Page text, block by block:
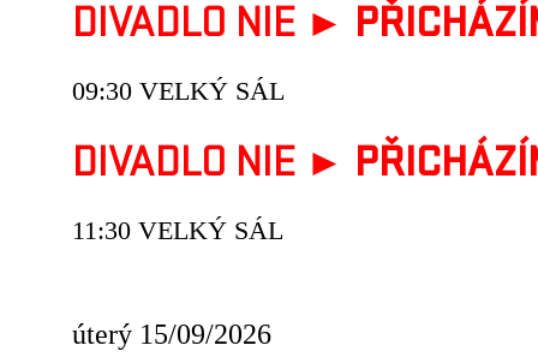
DIVADLO NIE ►
09:30 VELKÝ SÁL
DIVADLO NIE ►
11:30 VELKÝ SÁL
úterý 15/09/2026